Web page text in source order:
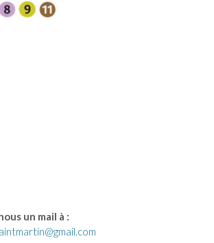
un mail à :